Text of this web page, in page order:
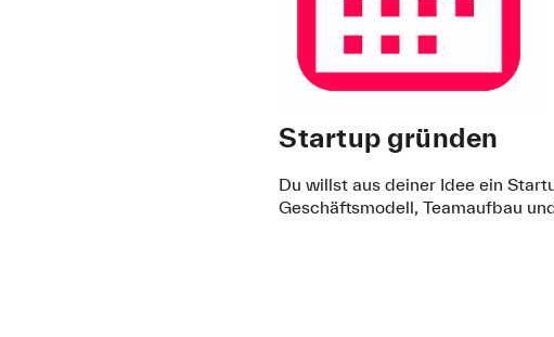
Startup gründen
Du willst aus deiner Idee ein
Geschäftsmodell, Teamaufbau